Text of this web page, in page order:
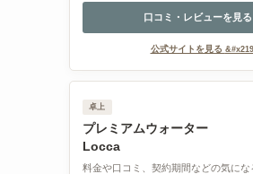
口コミ・レビューを見る
公式サイトを見る
卓上
プレミアムウォーター
Locca
料金や口コミ、契約期間などの気に